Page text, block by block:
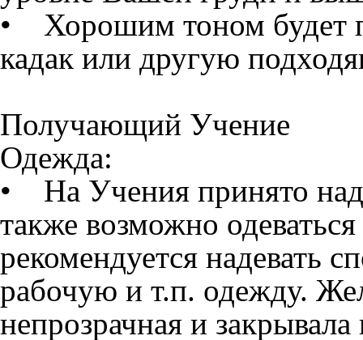
• Хорошим тоном будет
кадак или другую
Получающий Учение
Одежда:
• На Учения принято
также возможно
рекомендуется надевать
рабочую и т.п. одежду.
непрозрачная и